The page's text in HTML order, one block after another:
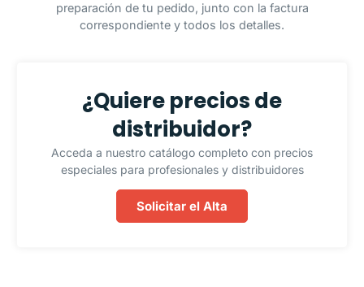
preparación de tu pedido, junto con la factura
correspondiente y todos los detalles.
¿Quiere precios de
distribuidor?
Acceda a nuestro catálogo completo con precios
especiales para profesionales y distribuidores
Solicitar el Alta